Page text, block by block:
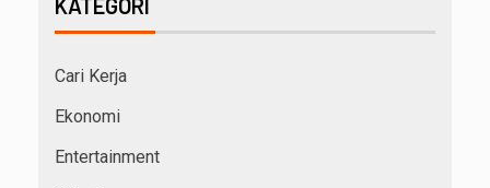
KATEGORI
Cari Kerja
Ekonomi
Entertainment